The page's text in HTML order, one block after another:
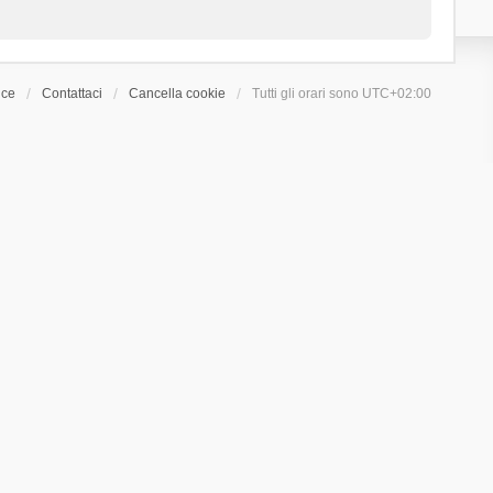
Contattaci Cancella cookie Tutti gli orari sono UTC+02:00